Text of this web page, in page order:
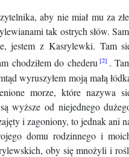
aby nie miał mu za
tak ostrych słów.
jestem z Kasrylewki. Tam
chodziłem do chederu
.
wyruszyłem moją małą
morze, które nazywa
wyższe od niejednego
i zagoniony, to jednak ani
domu rodzinnego i
oby się mnożyli i